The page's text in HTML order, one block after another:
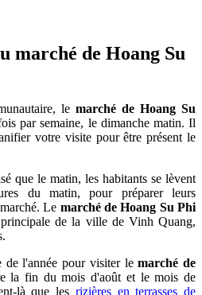
marché de Hoang Su
le marché de Hoang Su
par semaine, le dimanche matin. Il
votre visite pour être présent le
que le matin, les habitants se lèvent
du matin, pour préparer leurs
Le marché de Hoang Su Phi
de la ville de Vinh Quang,
de l'année pour visiter lemarché de
la fin du mois d'août et le mois de
là que les rizières en terrasses de